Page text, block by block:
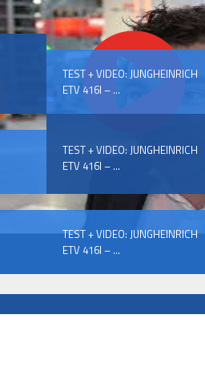
TEST + VIDEO: JUNGHEINRICH
ETV 416I – ...
TEST + VIDEO: JUNGHEINRICH
ETV 416I – ...
TEST + VIDEO: JUNGHEINRICH
ETV 416I – ...